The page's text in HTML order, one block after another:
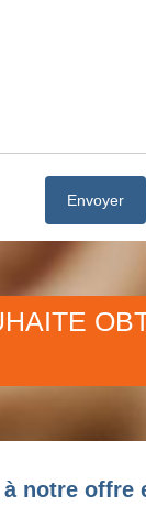
à notre offre